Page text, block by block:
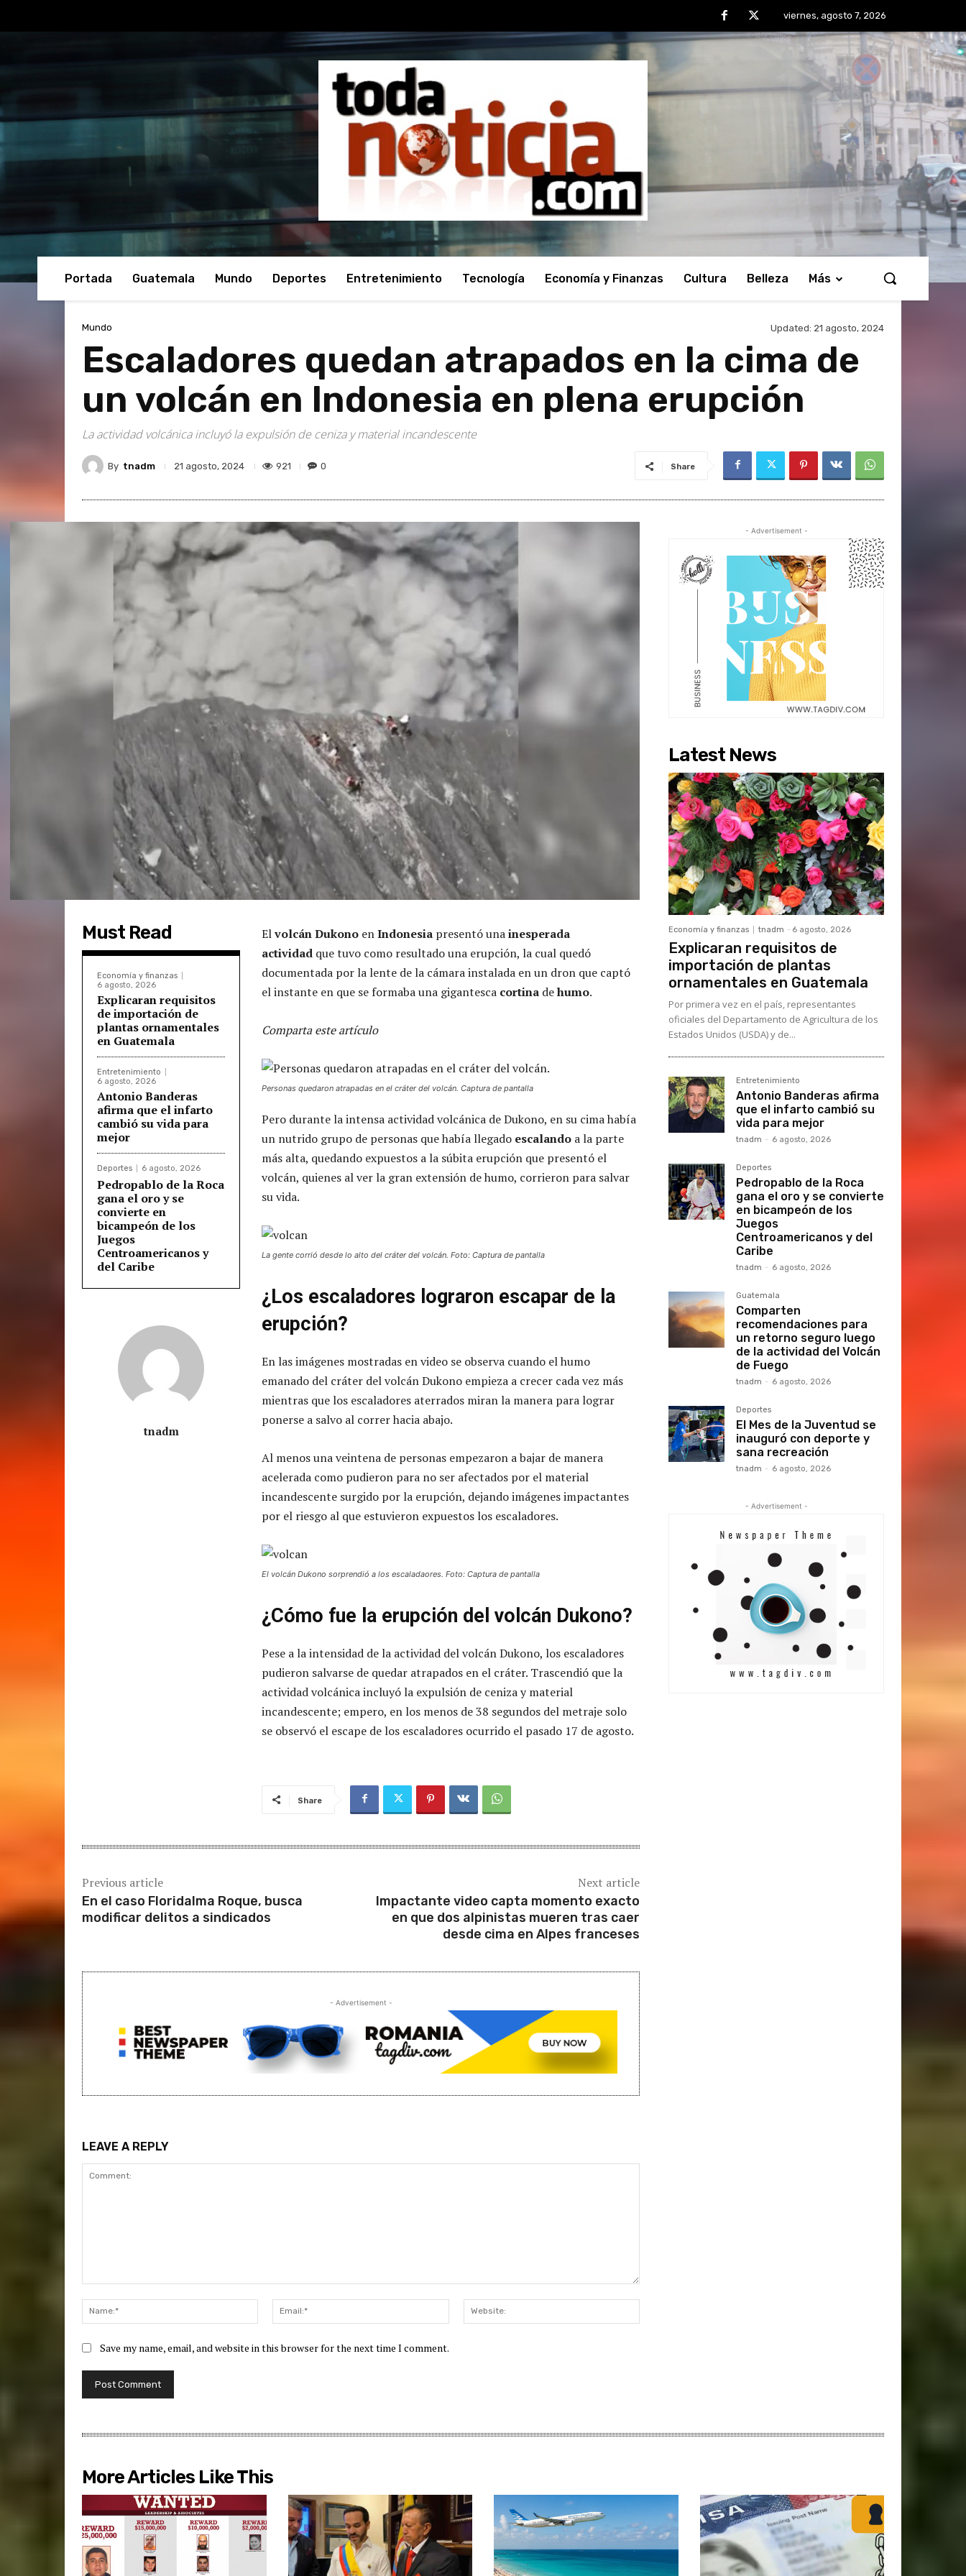
viernes, agosto 7, 2026
Portada Guatemala Mundo Deportes Entretenimiento Tecnología Economía y Finanzas Cultura Belleza Más
Mundo Updated: 21 agosto, 2024
Escaladores quedan atrapados en la cima de
un volcán en Indonesia en plena erupción
La actividad volcánica incluyó la expulsión de ceniza y material incandescente
By tnadm 21 agosto, 2024 921 0 Share
Must Read
Economía y finanzas
6 agosto, 2026
Explicaran requisitos
de importación de
plantas ornamentales
en Guatemala
Entretenimiento
6 agosto, 2026
Antonio Banderas
afirma que el infarto
cambió su vida para
mejor
Deportes 6 agosto, 2026
Pedropablo de la Roca
gana el oro y se
convierte en
bicampeón de los
Juegos
Centroamericanos y
del Caribe
tnadm
Elvolcán Dukono enIndonesia presentó unainesperada
actividad que tuvo como resultado una erupción, la cual quedó
documentada por la lente de la cámara instalada en un dron que captó
el instante en que se formaba una gigantesca cortina dehumo.
Comparta este artículo
Personas quedaron atrapadas en el cráter del volcán. Captura de pantalla
Pero durante la intensa actividad volcánica de Dukono, en su cima había
un nutrido grupo de personas que había llegado escalando a la parte
más alta, quedando expuestos a la súbita erupción que presentó el
volcán, quienes al ver la gran extensión de humo, corrieron para salvar
su vida.
La gente corrió desde lo alto del cráter del volcán. Foto: Captura de pantalla
¿Los escaladores lograron escapar de la
erupción?
En las imágenes mostradas en video se observa cuando el humo
emanado del cráter del volcán Dukono empieza a crecer cada vez más
mientras que los escaladores aterrados miran la manera para lograr
ponerse a salvo al correr hacia abajo.
Al menos una veintena de personas empezaron a bajar de manera
acelerada como pudieron para no ser afectados por el material
incandescente surgido por la erupción, dejando imágenes impactantes
por el riesgo al que estuvieron expuestos los escaladores.
El volcán Dukono sorprendió a los escaladaores. Foto: Captura de pantalla
¿Cómo fue la erupción del volcán Dukono?
Pese a la intensidad de la actividad del volcán Dukono, los escaladores
pudieron salvarse de quedar atrapados en el cráter. Trascendió que la
actividad volcánica incluyó la expulsión de ceniza y material
incandescente; empero, en los menos de 38 segundos del metraje solo
se observó el escape de los escaladores ocurrido el pasado 17 de agosto.
Share
Previous article
En el caso Floridalma Roque, busca
modificar delitos a sindicados
Next article
Impactante video capta momento exacto
en que dos alpinistas mueren tras caer
desde cima en Alpes franceses
- Advertisement -
LEAVE A REPLY
Name:*
Email:*
Save my name, email, and website in this browser for the next time I comment.
- Advertisement -
Latest News
Economía y finanzas tnadm - 6 agosto, 2026
Explicaran requisitos de
importación de plantas
ornamentales en Guatemala
Por primera vez en el país, representantes
oficiales del Departamento de Agricultura de los
Estados Unidos (USDA) y de...
Entretenimiento
Antonio Banderas afirma
que el infarto cambió su
vida para mejor
tnadm - 6 agosto, 2026
Deportes
Pedropablo de la Roca
gana el oro y se convierte
en bicampeón de los
Juegos
Centroamericanos y del
Caribe
tnadm - 6 agosto, 2026
Guatemala
Comparten
recomendaciones para
un retorno seguro luego
de la actividad del Volcán
de Fuego
tnadm - 6 agosto, 2026
Deportes
El Mes de la Juventud se
inauguró con deporte y
sana recreación
tnadm - 6 agosto, 2026
- Advertisement -
More Articles Like This